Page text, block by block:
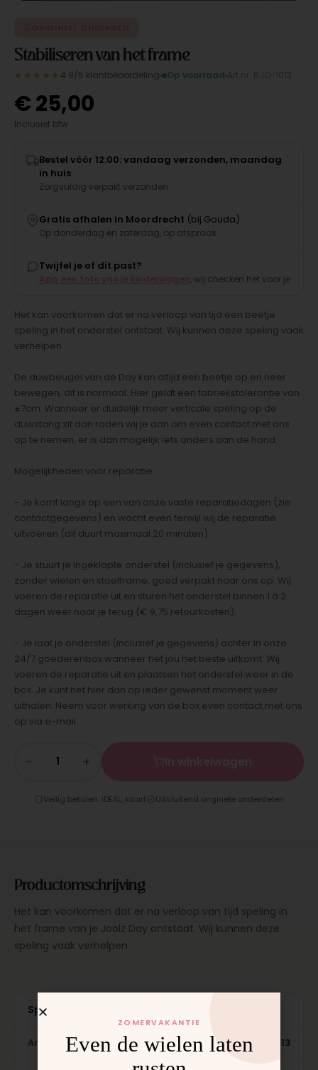
Stabiliseren van het frame
★★★★★ 4.9/5 klantbeoordeling Op voorraad
€25,00
Inclusief btw
Bestel vóór 12:00: vandaag verzonden, maandag
in huis
Zorgvuldig verpakt verzonden
Gratis afhalen in Moordrecht (bij Gouda)
Op donderdag en zaterdag, op afspraak
Twijfel je of dit past?
, wij checken het voor je
Het kan voorkomen dat er na verloop van tijd een beetje
speling in het onderstel ontstaat. Wij kunnen deze speling vaak
verhelpen.
De duwbeugel van de Day kan altijd een beetje op en neer
bewegen, dit is normaal. Hier geldt een fabriekstolerantie van
±7cm. Wanneer er duidelijk meer verticale speling op de
duwstang zit dan raden wij je aan om even contact met ons
op te nemen, er is dan mogelijk iets anders aan de hand.
Mogelijkheden voor reparatie:
- Je komt langs op een van onze vaste reparatiedagen (zie
contactgegevens) en wacht even terwijl wij de reparatie
uitvoeren (dit duurt maximaal 20 minuten).
- Je stuurt je ingeklapte onderstel (inclusief je gegevens),
zonder wielen en stoelframe, goed verpakt naar ons op. Wij
voeren de reparatie uit en sturen het onderstel binnen 1 à 2
dagen weer naar je terug (€ 9,75 retourkosten).
- Je laat je onderstel (inclusief je gegevens) achter in onze
24/7 goederenbox wanneer het jou het beste uitkomt. Wij
voeren de reparatie uit en plaatsen het onderstel weer in de
box. Je kunt het hier dan op ieder gewenst moment weer
uithalen. Neem voor werking van de box even contact met ons
op via e-mail.
− +
Veilig betalen: iDEAL, kaart Uitsluitend originele onderdelen
Productomschrijving
Het kan voorkomen dat er na verloop van tijd speling in
het frame van je Joolz Day ontstaat. Wij kunnen deze
speling vaak verhelpen.
Specificaties
Artikelnummer RJO-1013
ZOMERVAKANTIE
Even de wielen laten